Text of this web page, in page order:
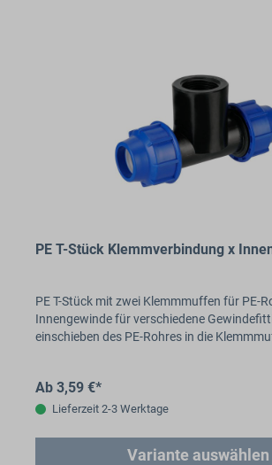
PE T-Stück Klemmverbindung x
PE T-Stück mit zwei Klemmmuffen für PE-
Innengewinde für verschiedene
einschieben des PE-Rohres in die
Ab 3,59 €*
Lieferzeit 2-3 Werktage
Variante auswählen